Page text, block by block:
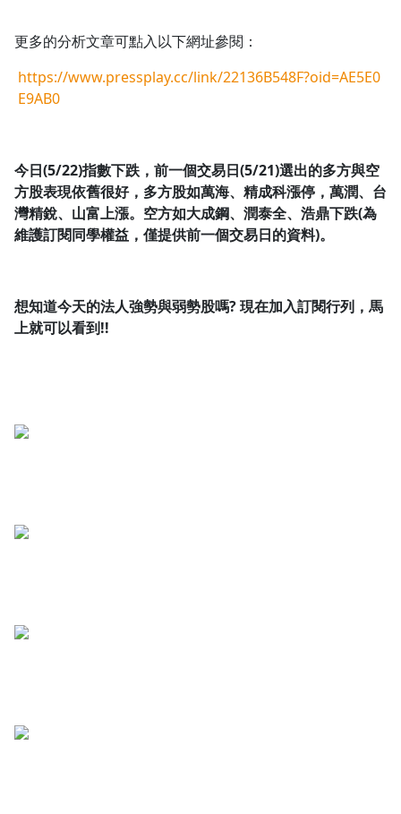
更多的分析文章可點入以下網址參閱：
https://www.pressplay.cc/link/22136B548F?oid=AE5E0
E9AB0
今日(5/22)指數下跌，前一個交易日(5/21)選出的多方與空
方股表現依舊很好，多方股如萬海、精成科漲停，萬潤、台
灣精銳、山富上漲。空方如大成鋼、潤泰全、浩鼎下跌(為
維護訂閱同學權益，僅提供前一個交易日的資料)。
想知道今天的法人強勢與弱勢股嗎?現在加入訂閱行列，馬
上就可以看到!!